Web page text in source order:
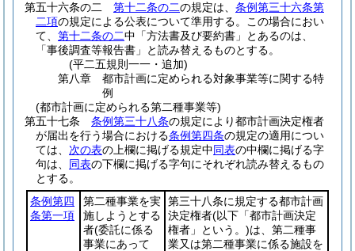
第五十六条の二
第十二条の二の規定は、 条例第三十六条第
二項の規定による公表について準用する。
この場合におい
て、 第十二条の二中「方法書及び要約書」とあるのは、
「事後調査等報告書」と読み替えるものとする。
(平二五規則一一・追加)
第八章
都市計画に定められる対象事業等に関する特
例
(都市計画に定められる第二種事業等)
第五十七条
条例第三十八条の規定により都市計画決定権者
が届出を行う場合における条例第四条の規定の適用につい
ては、 次の表の上欄に掲げる規定中同表の中欄に掲げる字
句は、 同表の下欄に掲げる字句にそれぞれ読み替えるもの
とする。
条例第四
条第一項
第二種事業を実
施しようとする
者(委託に係る
事業にあって
第三十八条に規定する都市計画
決定権者(以下「都市計画決定
権者」という。)は、第二種事
業又は第二種事業に係る施設を